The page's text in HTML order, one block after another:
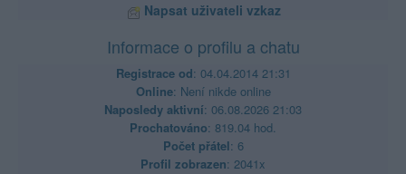
Napsat uživateli vzkaz
Informace o profilu a chatu
Registrace od: 04.04.2014 21:31
Online: Není nikde online
Naposledy aktivní: 06.08.2026 21:03
Prochatováno: 819.04 hod.
Počet přátel: 6
Profil zobrazen: 2041x